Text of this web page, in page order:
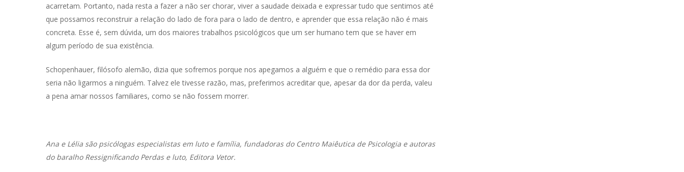
acarretam. Portanto, nada resta a fazer a não ser chorar, viver a saudade deixada e expressar tudo que sentimos até
que possamos reconstruir a relação do lado de fora para o lado de dentro, e aprender que essa relação não é mais
concreta. Esse é, sem dúvida, um dos maiores trabalhos psicológicos que um ser humano tem que se haver em
algum período de sua existência.
Schopenhauer, filósofo alemão, dizia que sofremos porque nos apegamos a alguém e que o remédio para essa dor
seria não ligarmos a ninguém. Talvez ele tivesse razão, mas, preferimos acreditar que, apesar da dor da perda, valeu
a pena amar nossos familiares, como se não fossem morrer.
Ana e Lélia são psicólogas especialistas em luto e família, fundadoras do Centro Maiêutica de Psicologia e autoras
do baralho Ressignificando Perdas e luto, Editora Vetor.